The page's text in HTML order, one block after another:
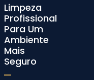
Limpeza
Profissional
Para Um
Ambiente
Mais
Seguro